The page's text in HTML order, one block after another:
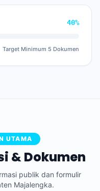
40%
Target Minimum 5 Dokumen
UTAMA
& Dokumen
publik dan formulir
Majalengka.